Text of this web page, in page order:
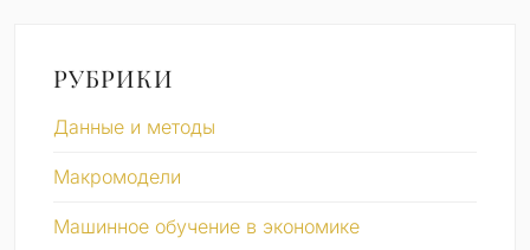
РУБРИКИ
Данные и методы
Макромодели
Машинное обучение в экономике